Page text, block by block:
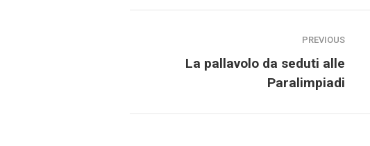
PREVIOUS
La pallavolo da seduti alle
Paralimpiadi